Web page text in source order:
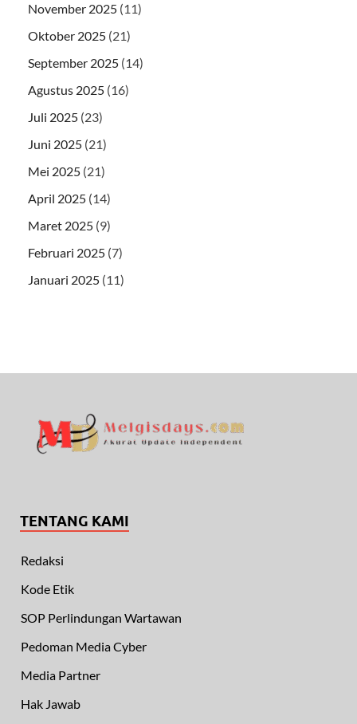
November 2025 (11)
Oktober 2025 (21)
September 2025 (14)
Agustus 2025 (16)
Juli 2025 (23)
Juni 2025 (21)
Mei 2025 (21)
April 2025 (14)
Maret 2025 (9)
Februari 2025 (7)
Januari 2025 (11)
TENTANG KAMI
Redaksi
Kode Etik
SOP Perlindungan Wartawan
Pedoman Media Cyber
Media Partner
Hak Jawab